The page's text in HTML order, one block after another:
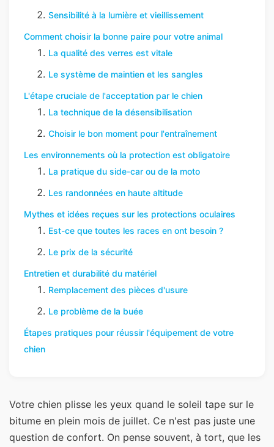
Sensibilité à la lumière et vieillissement
Comment choisir la bonne paire pour votre animal
La qualité des verres est vitale
Le système de maintien et les sangles
L'étape cruciale de l'acceptation par le chien
La technique de la désensibilisation
Choisir le bon moment pour l'entraînement
Les environnements où la protection est obligatoire
La pratique du side-car ou de la moto
Les randonnées en haute altitude
Mythes et idées reçues sur les protections oculaires
Est-ce que toutes les races en ont besoin ?
Le prix de la sécurité
Entretien et durabilité du matériel
Remplacement des pièces d'usure
Le problème de la buée
Étapes pratiques pour réussir l'équipement de votre
chien
Votre chien plisse les yeux quand le soleil tape sur le
bitume en plein mois de juillet. Ce n'est pas juste une
question de confort. On pense souvent, à tort, que les